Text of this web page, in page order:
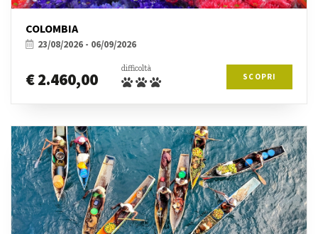
COLOMBIA
23/08/2026 - 06/09/2026
€ 2.460,00
difficoltà
SCOPRI